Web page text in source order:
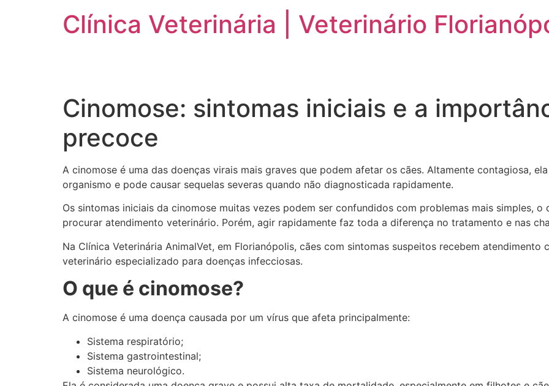
Clínica Veterinária | Veterinário
Cinomose: sintomas iniciais e a
precoce
A cinomose é uma das doenças virais mais graves que podem afetar os cães. Altamente contagiosa,
organismo e pode causar sequelas severas quando não diagnosticada rapidamente.
Os sintomas iniciais da cinomose muitas vezes podem ser confundidos com problemas mais simples,
procurar atendimento veterinário. Porém, agir rapidamente faz toda a diferença no tratamento e nas
Na Clínica Veterinária AnimalVet, em Florianópolis, cães com sintomas suspeitos recebem
veterinário especializado para doenças infecciosas.
O que é cinomose?
A cinomose é uma doença causada por um vírus que afeta principalmente:
Sistema respiratório;
Sistema gastrointestinal;
Sistema neurológico.